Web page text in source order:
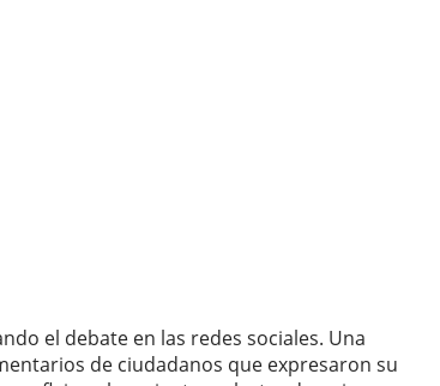
el debate en las redes sociales. Una
de ciudadanos que expresaron su